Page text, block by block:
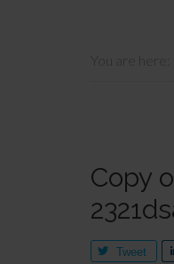
Copy
Tweet